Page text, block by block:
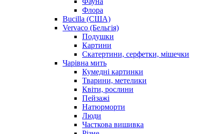
Флора
Bucilla (США)
Vervaco (Бельгія)
Подушки
Картини
Скатертини, серфетки, мішечки
Чарiвна мить
Кумедні картинки
Тварини, метелики
Квіти, рослини
Пейзажі
Натюрморти
Люди
Часткова вишивка